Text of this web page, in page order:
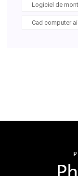
Logiciel de
Cad computer